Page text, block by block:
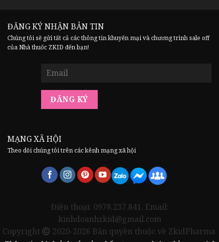
ĐĂNG KÝ NHẬN BẢN TIN
Chúng tôi sẽ gửi tất cả các thông tin khuyến mại và chương trình sale off
của Nhà thuốc ZKID đến bạn!
MẠNG XÃ HỘI
Theo dõi chúng tôi trên các kênh mạng xã hội
Điện thoại: 0978.237.841. Email:
kinhdoanhzkid@gmail.com
Copyright
2020-2026 Bản quyền thuộc về ZkidPharma.